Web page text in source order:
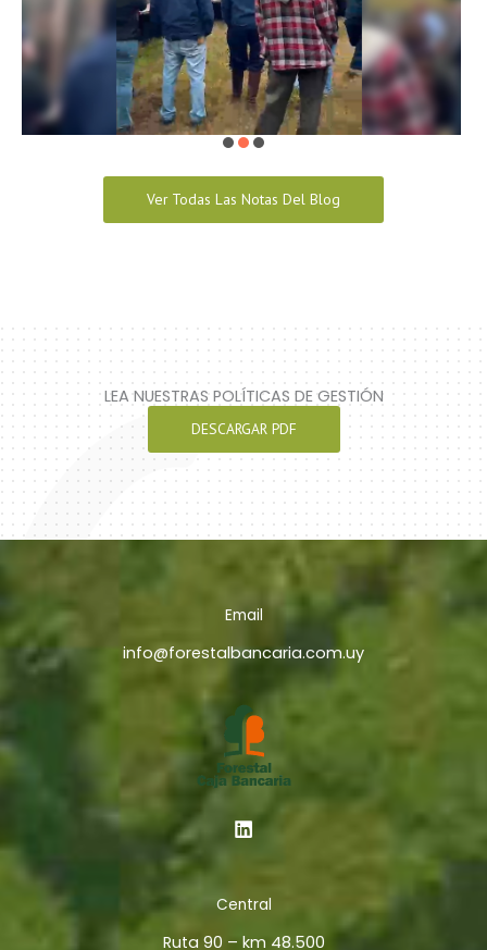
Ver Todas Las Notas Del Blog
LEA NUESTRAS POLÍTICAS DE GESTIÓN
DESCARGAR PDF
Email
info@forestalbancaria.com.uy
Central
Ruta 90 – km 48.500